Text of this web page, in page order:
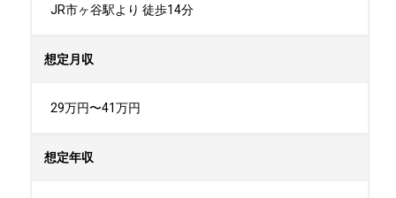
JR市ヶ谷駅より 徒歩14分
想定月収
29万円〜41万円
想定年収